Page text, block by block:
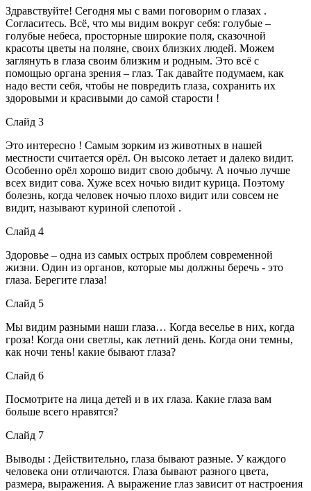
Здравствуйте! Сегодня мы с вами поговорим о глазах .
Согласитесь. Всё, что мы видим вокруг себя: голубые –
голубые небеса, просторные широкие поля, сказочной
красоты цветы на поляне, своих близких людей. Можем
заглянуть в глаза своим близким и родным. Это всё с
помощью органа зрения – глаз. Так давайте подумаем, как
надо вести себя, чтобы не повредить глаза, сохранить их
здоровыми и красивыми до самой старости !
Слайд 3
Это интересно ! Самым зорким из животных в нашей
местности считается орёл. Он высоко летает и далеко видит.
Особенно орёл хорошо видит свою добычу. А ночью лучше
всех видит сова. Хуже всех ночью видит курица. Поэтому
болезнь, когда человек ночью плохо видит или совсем не
видит, называют куриной слепотой .
Слайд 4
Здоровье – одна из самых острых проблем современной
жизни. Один из органов, которые мы должны беречь - это
глаза. Берегите глаза!
Слайд 5
Мы видим разными наши глаза… Когда веселье в них, когда
гроза! Когда они светлы, как летний день. Когда они темны,
как ночи тень! какие бывают глаза?
Слайд 6
Посмотрите на лица детей и в их глаза. Какие глаза вам
больше всего нравятся?
Слайд 7
Выводы : Действительно, глаза бывают разные. У каждого
человека они отличаются. Глаза бывают разного цвета,
размера, выражения. А выражение глаз зависит от настроения